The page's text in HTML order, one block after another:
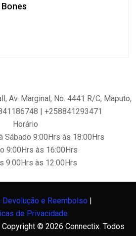
Av. Marginal, No. 4441 R/C, Maputo,
| +258841293471
Horário
Sábado 9:00Hrs às 18:00Hrs
9:00Hrs às 16:00Hrs
9:00Hrs às 12:00Hrs
e Reembolso|
de Privacidade
© 2026 Connectix. Todos